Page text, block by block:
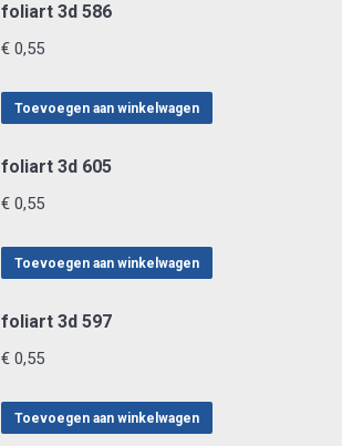
foliart 3d 586
€ 0,55
Toevoegen aan winkelwagen
foliart 3d 605
€ 0,55
Toevoegen aan winkelwagen
foliart 3d 597
€ 0,55
Toevoegen aan winkelwagen